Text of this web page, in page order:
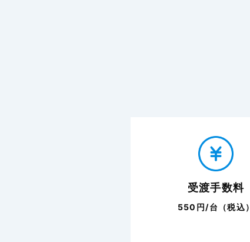
受渡手数料
550円/台（税込）